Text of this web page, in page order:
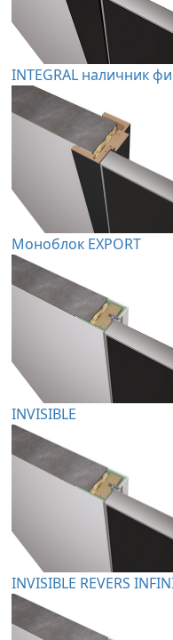
INTEGRAL наличник
Моноблок EXPORT
INVISIBLE
INVISIBLE REVERS